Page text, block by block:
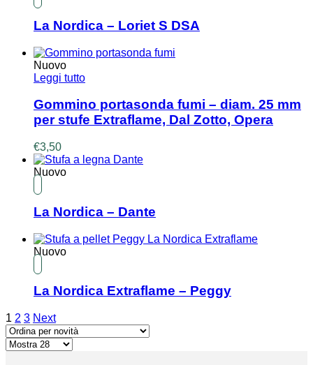
La Nordica – Loriet S DSA
Nuovo
Leggi tutto
Gommino portasonda fumi – diam. 25 mm
per stufe Extraflame, Dal Zotto, Opera
€3,50
Nuovo
La Nordica – Dante
Nuovo
La Nordica Extraflame – Peggy
1 2 3 Next